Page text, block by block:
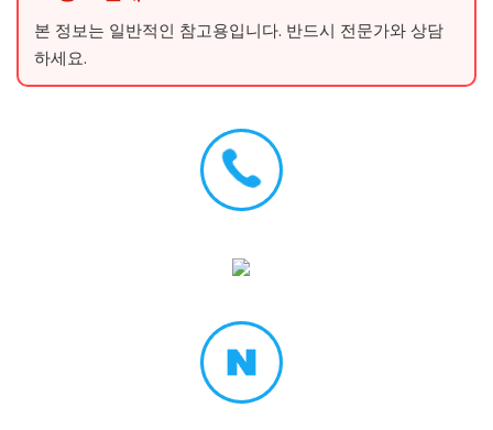
본 정보는 일반적인 참고용입니다. 반드시 전문가와 상담
하세요.